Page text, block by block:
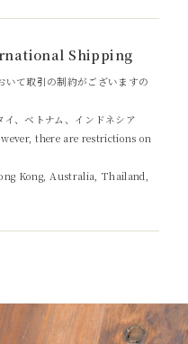
Shipping
いて取引の制約がございますの
、ベトナム、インドネシア
there are restrictions on
Kong, Australia, Thailand,